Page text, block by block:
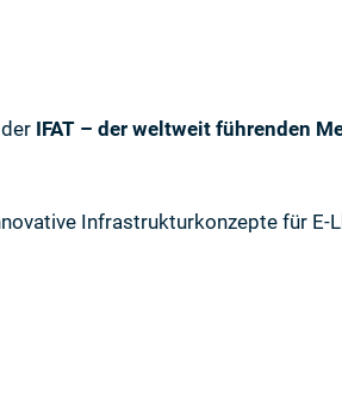
IFAT – der weltweit führenden
Infrastrukturkonzepte für E-